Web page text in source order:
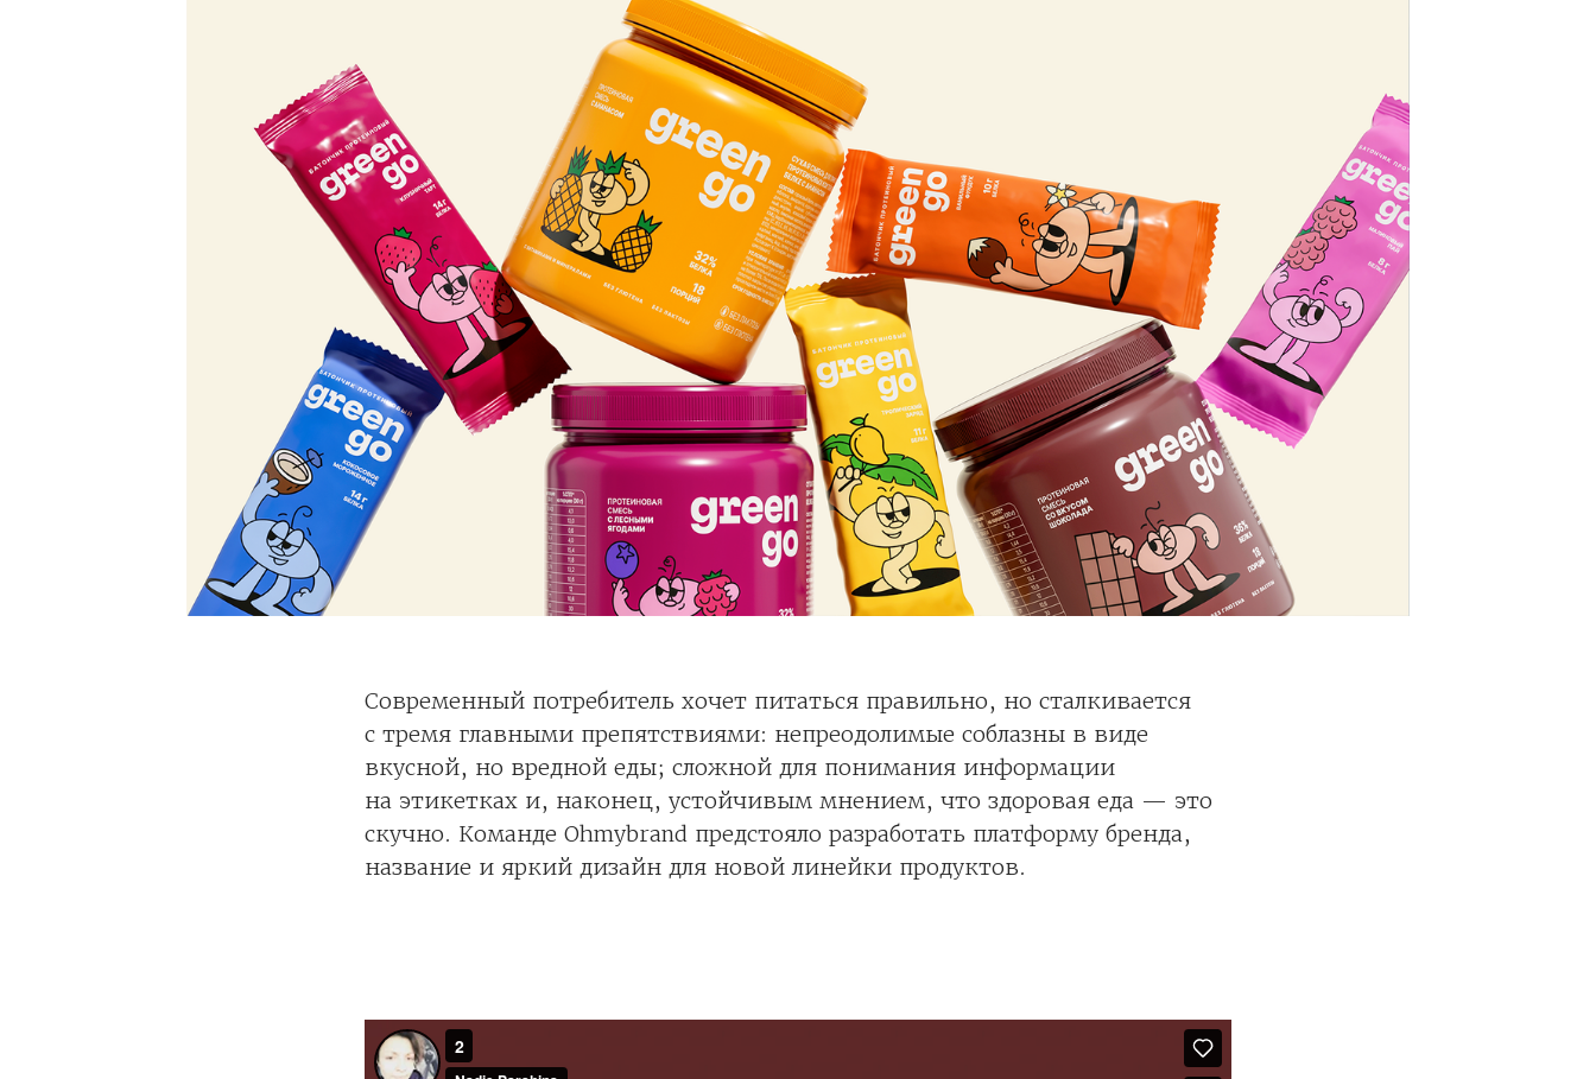
Современный потребитель хочет питаться правильно, но сталкивается
с тремя главными препятствиями: непреодолимые соблазны в виде
вкусной, но вредной еды; сложной для понимания информации
на этикетках и, наконец, устойчивым мнением, что здоровая еда — это
скучно. Команде Ohmybrand предстояло разработать платформу бренда,
название и яркий дизайн для новой линейки продуктов.